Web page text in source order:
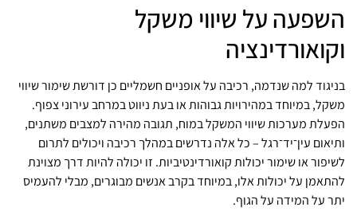
השפעה על שיווי משקל
וקואורדינציה
בניגוד למה שנדמה, רכיבה על אופניים חשמליים כן דורשת שימור שיווי
משקל, במיוחד במהירויות גבוהות או בעת ניווט במרחב עירוני צפוף.
הפעלת מערכות שיווי המשקל במוח, תגובה מהירה למצבים משתנים,
ותיאום עין־יד־רגל – כל אלה נדרשים במהלך רכיבה ויכולים לתרום
לשיפור או שימור יכולות קואורדינטיביות. זו יכולה להיות דרך מצוינת
להתאמן על יכולות אלו, במיוחד בקרב אנשים מבוגרים, מבלי להעמיס
יתר על המידה על הגוף.